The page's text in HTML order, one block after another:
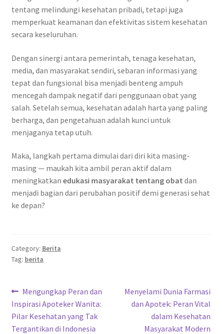
tentang melindungi kesehatan pribadi, tetapi juga
memperkuat keamanan dan efektivitas sistem kesehatan
secara keseluruhan.
Dengan sinergi antara pemerintah, tenaga kesehatan,
media, dan masyarakat sendiri, sebaran informasi yang
tepat dan fungsional bisa menjadi benteng ampuh
mencegah dampak negatif dari penggunaan obat yang
salah. Setelah semua, kesehatan adalah harta yang paling
berharga, dan pengetahuan adalah kunci untuk
menjaganya tetap utuh.
Maka, langkah pertama dimulai dari diri kita masing-
masing — maukah kita ambil peran aktif dalam
meningkatkan edukasi masyarakat tentang obat dan
menjadi bagian dari perubahan positif demi generasi sehat
ke depan?
Category: Berita
Tag: berita
Post
navigation
Previous
post:
Mengungkap Peran dan
Inspirasi Apoteker Wanita:
Pilar Kesehatan yang Tak
Tergantikan di Indonesia
Next
post:
Menyelami Dunia Farmasi
dan Apotek: Peran Vital
dalam Kesehatan
Masyarakat Modern